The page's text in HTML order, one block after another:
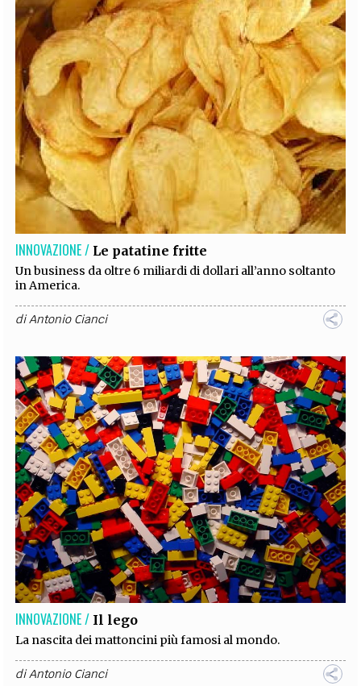
INNOVAZIONE / Le patatine fritte
Un business da oltre 6 miliardi di dollari all’anno soltanto
in America.
diAntonio Cianci
INNOVAZIONE / Il lego
La nascita dei mattoncini più famosi al mondo.
diAntonio Cianci